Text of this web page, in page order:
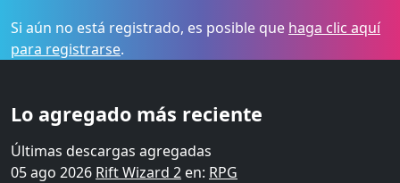
Si aún no está registrado, es posible que haga clic aquí
para registrarse.
Lo agregado más reciente
Últimas descargas agregadas
05 ago 2026 Rift Wizard 2 en: RPG